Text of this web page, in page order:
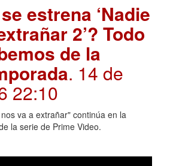
estrena ‘Nadie
2’? Todo
de la
. 14 de
22:10
va a extrañar" continúa en la
la serie de Prime Video.